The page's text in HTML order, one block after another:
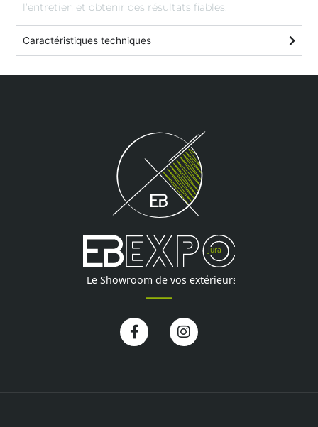
l’entretien et obtenir des résultats fiables.
Caractéristiques techniques
Facebook-
f
Instagram